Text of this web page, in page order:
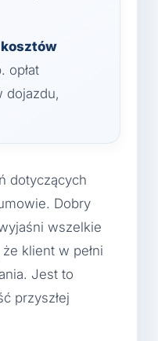
opłat
dojazdu,
dotyczących
Dobry
wszelkie
klient w pełni
Jest to
przyszłej